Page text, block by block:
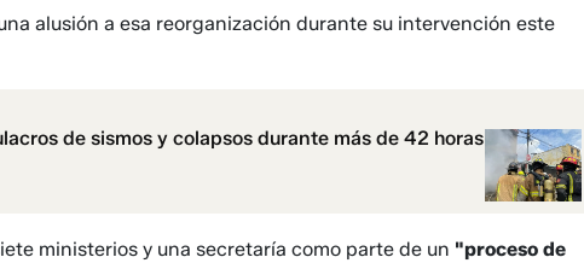
alusión a esa reorganización durante su intervención este
de sismos y colapsos durante más de 42 horas
ministerios y una secretaría como parte de un "proceso de